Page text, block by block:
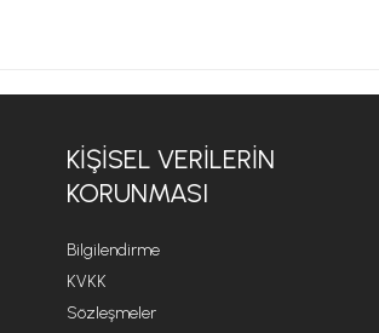
KIŞISEL VERILERIN
KORUNMASI
Bilgilendirme
KVKK
Sözleşmeler